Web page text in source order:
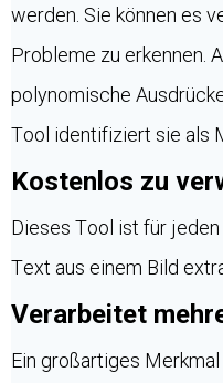
werden. Sie können es
Probleme zu erkennen.
polynomische
Tool identifiziert sie als
Kostenlos zu
Dieses Tool ist für
Text aus einem Bild
Verarbeitet
Ein großartiges